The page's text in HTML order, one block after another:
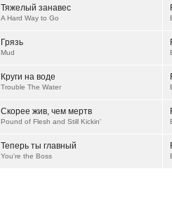
Тяжелый занавес
A Hard Way to Go
Грязь
Mud
Круги на воде
Trouble The Water
Скорее жив, чем мертв
Pound of Flesh and Still Kickin'
Теперь ты главный
You're the Boss